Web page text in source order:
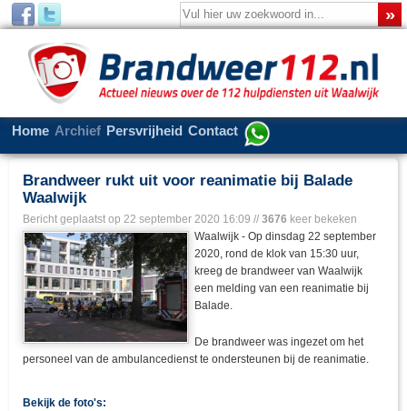
Home Archief Persvrijheid Contact
Brandweer rukt uit voor reanimatie bij Balade
Waalwijk
Bericht geplaatst op 22 september 2020 16:09 // 3676 keer bekeken
Waalwijk - Op dinsdag 22 september
2020, rond de klok van 15:30 uur,
kreeg de brandweer van Waalwijk
een melding van een reanimatie bij
Balade.
De brandweer was ingezet om het
personeel van de ambulancedienst te ondersteunen bij de reanimatie.
Bekijk de foto's: